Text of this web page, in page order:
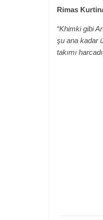
Rimas
“Khimki gibi
şu ana kadar
takımı